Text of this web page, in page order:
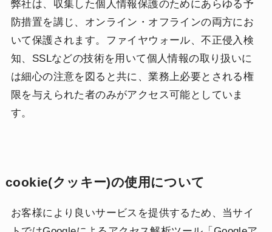
弊社は、収集した個人情報保護のためにあらゆる予
防措置を講じ、オンライン・オフラインの両方にお
いて保護されます。ファイヤウォール、不正侵入検
知、SSLなどの技術を用いて個人情報の取り扱いに
は細心の注意を図ると共に、業務上必要とされる権
限を与えられた者のみがアクセス可能としていま
す。
cookie(クッキー)の使用について
お客様により良いサービスを提供するため、当サイ